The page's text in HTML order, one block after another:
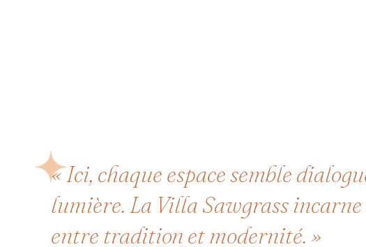
« Ici, chaque espace semble
lumière. La Villa Sawgrass
entre tradition et modernité. »